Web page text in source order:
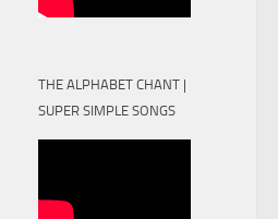
THE ALPHABET CHANT |
SUPER SIMPLE SONGS